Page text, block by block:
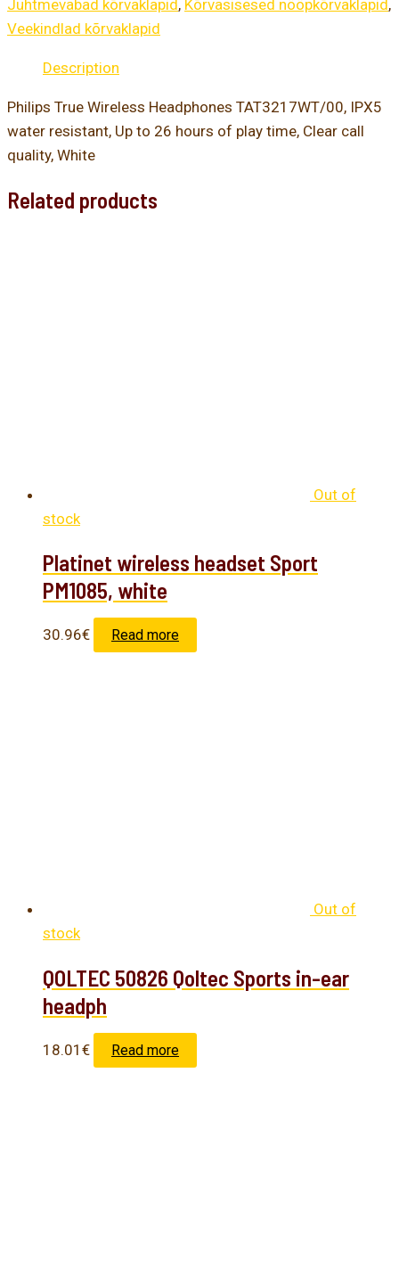
Juhtmevabad kõrvaklapid, Kõrvasisesed nööpkõrvaklapid,
Veekindlad kõrvaklapid
Description
Philips True Wireless Headphones TAT3217WT/00, IPX5
water resistant, Up to 26 hours of play time, Clear call
quality, White
Related products
Out of
stock
Platinet wireless headset Sport
PM1085, white
30.96€ Read more
Out of
stock
QOLTEC 50826 Qoltec Sports in-ear
headph
18.01 € Read more